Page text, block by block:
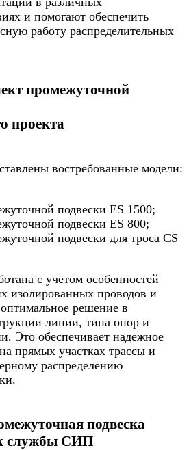
и помогают обеспечить
работу распределительных
промежуточной
проекта
востребованные модели:
подвески ES 1500;
подвески ES 800;
подвески для троса CS
с учетом особенностей
изолированных проводов и
решение в
линии, типа опор и
Это обеспечивает надежное
прямых участках трассы и
распределению
подвеска
службы СИП